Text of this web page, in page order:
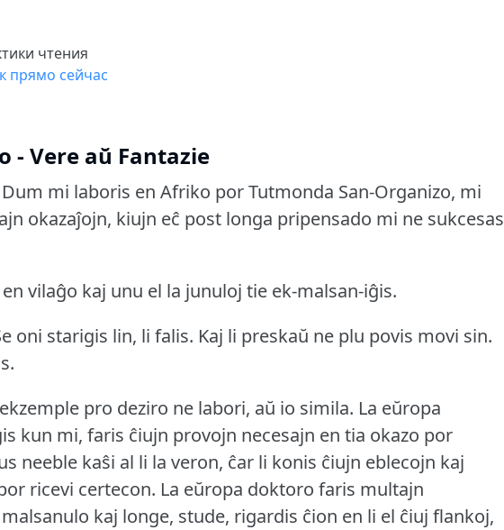
чтения
прямо сейчас
- Vere aŭ Fantazie
Dum mi laboris en Afriko por Tutmonda San-Organizo, mi
okazaĵojn, kiujn eĉ post longa pripensado mi ne sukcesas
vilaĝo kaj unu el la junuloj tie ek-malsan-iĝis.
oni starigis lin, li falis. Kaj li preskaŭ ne plu povis movi sin.
pro deziro ne labori, aŭ io simila. La eŭropa
kun mi, faris ĉiujn provojn necesajn en tia okazo por
neeble kaŝi al li la veron, ĉar li konis ĉiujn eblecojn kaj
ricevi certecon. La eŭropa doktoro faris multajn
kaj longe, stude, rigardis ĉion en li el ĉiuj flankoj,